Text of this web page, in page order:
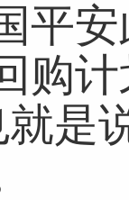
安
购
就是